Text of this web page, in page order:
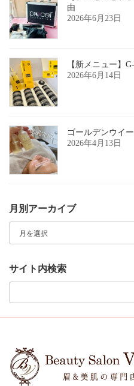
由
2026年6月23日
【新メニュー】
2026年6月14日
ゴールデンウイ
2026年4月13日
月別アーカイブ
月
イ
ブ
サイト内検索